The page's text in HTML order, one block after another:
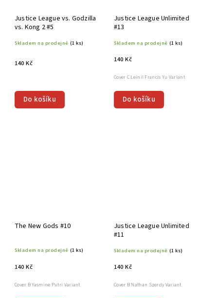
Justice League vs. Godzilla
vs. Kong 2 #5
Skladem na prodejně (1 ks)
140 Kč
Do košíku
Justice League Unlimited
#13
Skladem na prodejně (1 ks)
140 Kč
Do košíku
Cover C Leinil Francis Yu Variant
The New Gods #10
Skladem na prodejně (1 ks)
140 Kč
Cover B Yasmine Putri Variant
Justice League Unlimited
#11
Skladem na prodejně (1 ks)
140 Kč
Cover B Nathan Szerdy Variant